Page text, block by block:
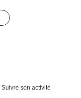
Suivre son activité